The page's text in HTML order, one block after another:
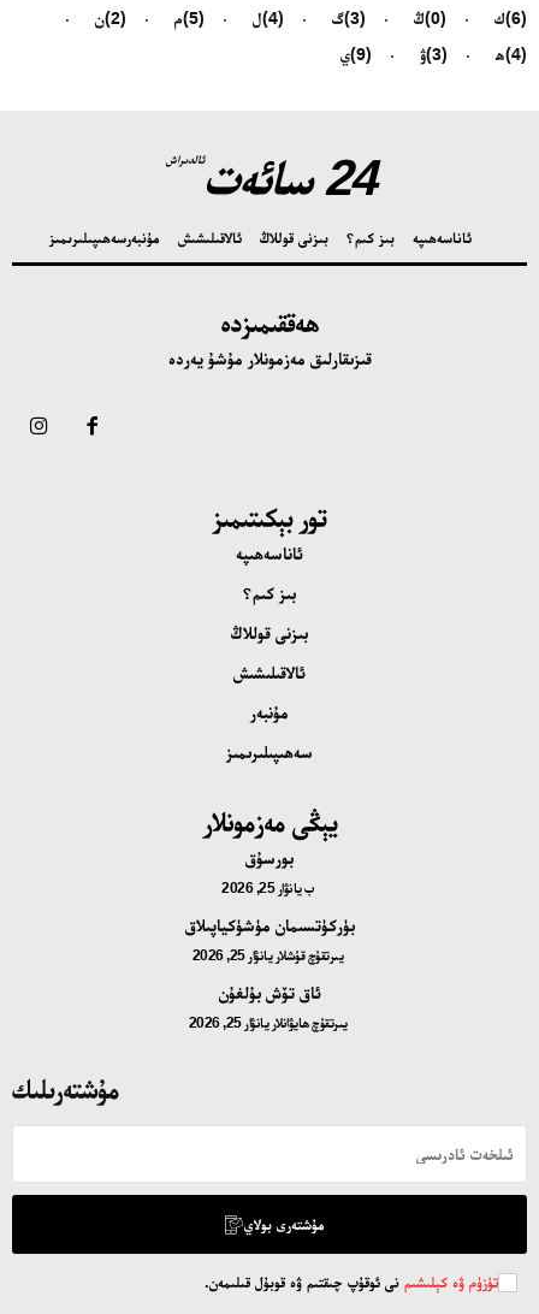
ك
(6) ڭ (0) گ (3) ل (4) م (5) ن
(2)
ھ
(4) ۋ (3) ي (9)
24 سائەت ئالدىراش
ئاناسەھىپە بىز كىم؟ بىزنى قوللاڭ ئالاقىلىشىش مۇنبەرسەھىپىلىرىمىز
ھەققىمىزدە
قىزىقارلىق مەزمونلار مۇشۇ يەردە
تور بېكىتىمىز
ئاناسەھىپە
بىز كىم؟
بىزنى قوللاڭ
ئالاقىلىشىش
مۇنبەر
سەھىپىلىرىمىز
يېڭى مەزمونلار
بورسۇق
بيانۋار 25, 2026
بۈركۈتسىمان مۈشۈكياپىلاق
يىرتقۇچ قۇشلار يانۋار 25, 2026
ئاق تۆش بۇلغۇن
يىرتقۇچ ھايۋانلار يانۋار 25, 2026
مۇشتەرىلىك
مۇشتەرى بولاي
تۈزۈم ۋە كېلىشىم نى ئوقۇپ چىقتىم ۋە قوبۇل قىلىمەن.